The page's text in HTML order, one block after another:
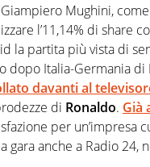
Giampiero Mughini,
l’11,14% di share
la partita più vista di
dopo Italia-Germania
davanti al
di Ronaldo. Già
per un’impresa
gara anche a Radio 24,